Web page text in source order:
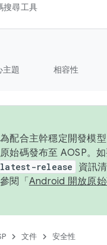
尋工具
主題 相容性
為配合主幹穩定開發模
原始碼發布至 AOSP。
latest-release
資訊
參閱「 Android 開放原
文件 安全性